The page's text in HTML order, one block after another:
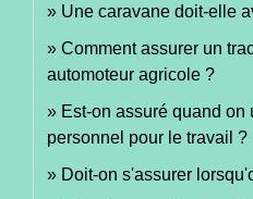
Une caravane doit-elle
Comment assurer un
automoteur agricole ?
Est-on assuré quand
personnel pour le travail ?
Doit-on s'assurer